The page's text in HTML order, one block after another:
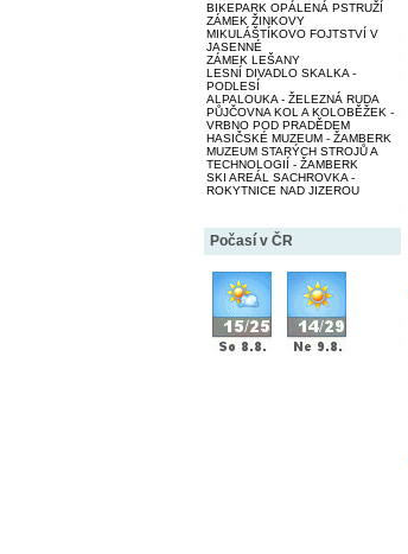
BIKEPARK OPÁLENÁ PSTRUŽÍ
ZÁMEK ŽINKOVY
MIKULÁŠTÍKOVO FOJTSTVÍ V
JASENNÉ
ZÁMEK LEŠANY
LESNÍ DIVADLO SKALKA -
PODLESÍ
ALPALOUKA - ŽELEZNÁ RUDA
PŮJČOVNA KOL A KOLOBĚŽEK -
VRBNO POD PRADĚDEM
HASIČSKÉ MUZEUM - ŽAMBERK
MUZEUM STARÝCH STROJŮ A
TECHNOLOGIÍ - ŽAMBERK
SKI AREÁL SACHROVKA -
ROKYTNICE NAD JIZEROU
Počasí v ČR